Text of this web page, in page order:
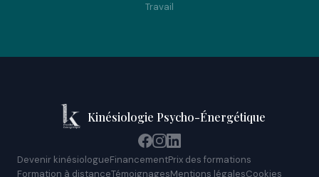
Travail
Kinésiologie Psycho-Énergétique
Devenir kinésiologueFinancementPrix des formations
Formation à distanceTémoignagesMentions légalesCookies